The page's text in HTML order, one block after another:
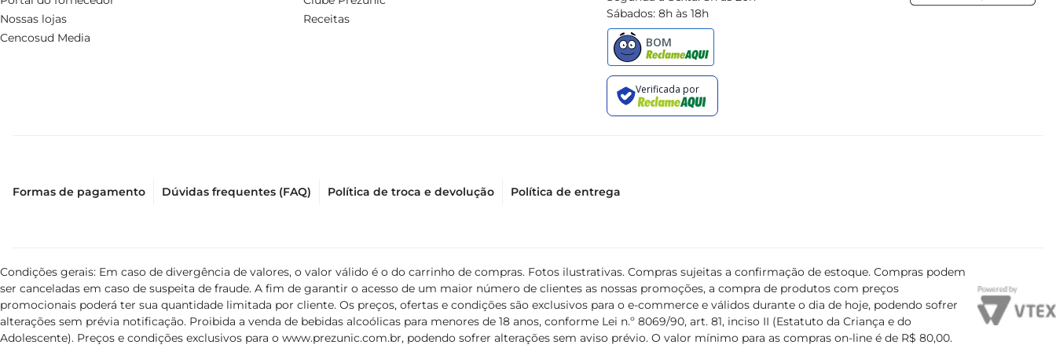
Nossas lojas
Cencosud Media
Receitas
Sábados: 8h às 18h
Formas de pagamento Dúvidas frequentes (FAQ) Política de troca e devolução Política de entrega
Condições gerais: Em caso de divergência de valores, o valor válido é o do carrinho de compras. Fotos ilustrativas. Compras sujeitas a confirmação de estoque. Compras podem
ser canceladas em caso de suspeita de fraude. A fim de garantir o acesso de um maior número de clientes as nossas promoções, a compra de produtos com preços
promocionais poderá ter sua quantidade limitada por cliente. Os preços, ofertas e condições são exclusivos para o e-commerce e válidos durante o dia de hoje, podendo sofrer
alterações sem prévia notificação. Proibida a venda de bebidas alcoólicas para menores de 18 anos, conforme Lei n.º 8069/90, art. 81, inciso II (Estatuto da Criança e do
Adolescente). Preços e condições exclusivos para o www.prezunic.com.br, podendo sofrer alterações sem aviso prévio. O valor mínimo para as compras on-line é de R$ 80,00.